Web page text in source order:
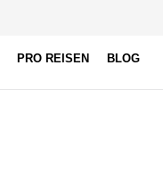
PRO REISEN BLOG